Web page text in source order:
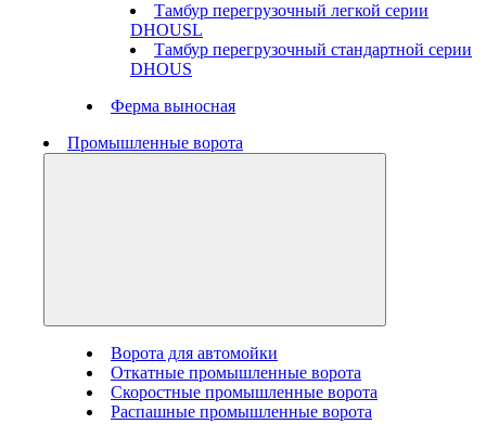
Тамбур перегрузочный легкой серии
DHOUSL
Тамбур перегрузочный стандартной серии
DHOUS
Ферма выносная
Промышленные ворота
Ворота для автомойки
Откатные промышленные ворота
Скоростные промышленные ворота
Распашные промышленные ворота